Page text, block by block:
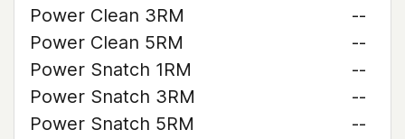
Power Clean 3RM
--
Power Clean 5RM
--
Power Snatch 1RM
--
Power Snatch 3RM
--
Power Snatch 5RM
--